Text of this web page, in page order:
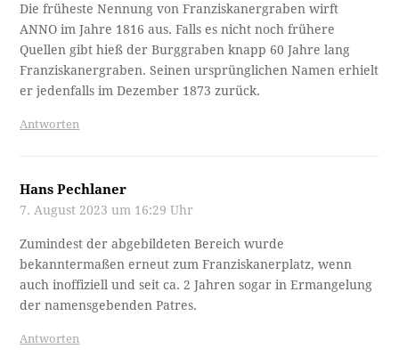
Die früheste Nennung von Franziskanergraben wirft
ANNO im Jahre 1816 aus. Falls es nicht noch frühere
Quellen gibt hieß der Burggraben knapp 60 Jahre lang
Franziskanergraben. Seinen ursprünglichen Namen erhielt
er jedenfalls im Dezember 1873 zurück.
Antworten
Hans Pechlaner
7. August 2023 um 16:29 Uhr
Zumindest der abgebildeten Bereich wurde
bekanntermaßen erneut zum Franziskanerplatz, wenn
auch inoffiziell und seit ca. 2 Jahren sogar in Ermangelung
der namensgebenden Patres.
Antworten